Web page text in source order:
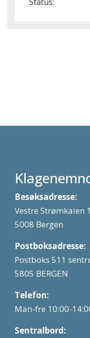
Besøksadresse:
Vestre Strømkaien
5008 Bergen
Postboksadresse:
Postboks 511
5805 BERGEN
Telefon:
Man-fre 10:00-
Sentralbord: